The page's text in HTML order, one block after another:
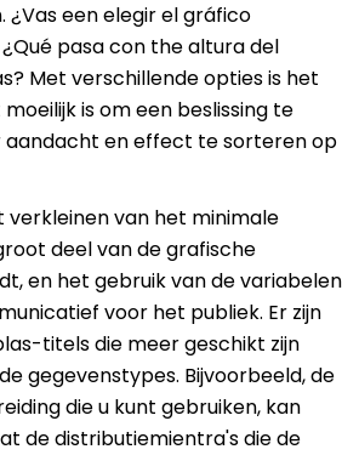
¿Vas een elegir el gráfico
pasa con the altura del
Met verschillende opties is het
is om een beslissing te
aandacht en effect te sorteren op
verkleinen van het minimale
deel van de grafische
en het gebruik van de variabelen
voor het publiek. Er zijn
titels die meer geschikt zijn
gegevenstypes. Bijvoorbeeld, de
die u kunt gebruiken, kan
de distributiemientra's die de